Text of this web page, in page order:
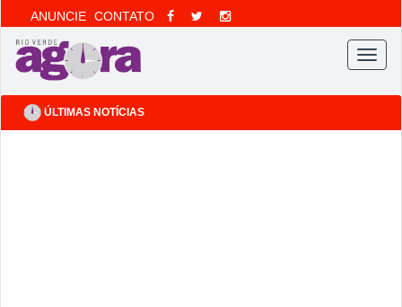
ANUNCIE CONTATO
Menu
ÚLTIMAS NOTÍCIAS